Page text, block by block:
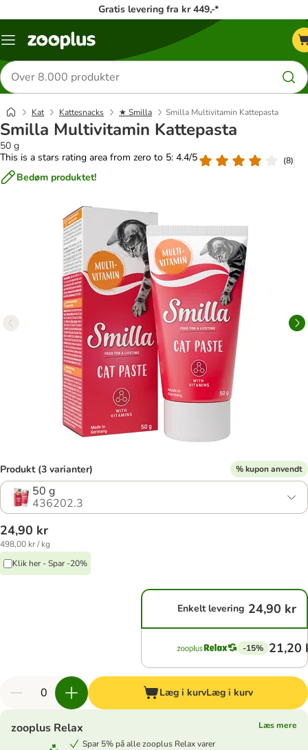
Gratis levering fra kr 449,-*
Menu
Søg
efter
produkter
Kat Kattesnacks ★ Smilla Smilla Multivitamin Kattepasta
Smilla Multivitamin Kattepasta
50 g
This is a stars rating area from zero to 5: 4.4/5
(8)
Bedøm produktet!
Produkt (3 varianter) % kupon anvendt
50 g
436202.3
24,90 kr
498,00 kr / kg
Klik her - Spar -20%
Enkelt levering 24,90 kr
-15% 21,20
Læg i kurvLæg i kurv
zooplus Relax
Læs mere
Spar 5% på alle zooplus Relax varer